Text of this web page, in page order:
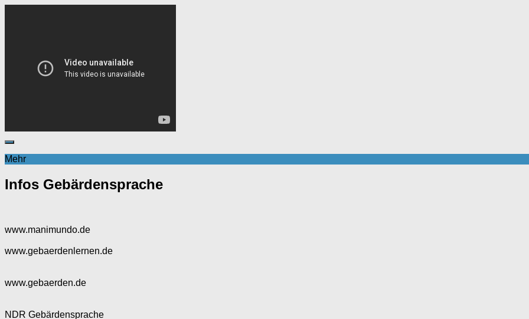
Mehr
Infos Gebärdensprache
www.manimundo.de
www.gebaerdenlernen.de
www.gebaerden.de
NDR Gebärdensprache